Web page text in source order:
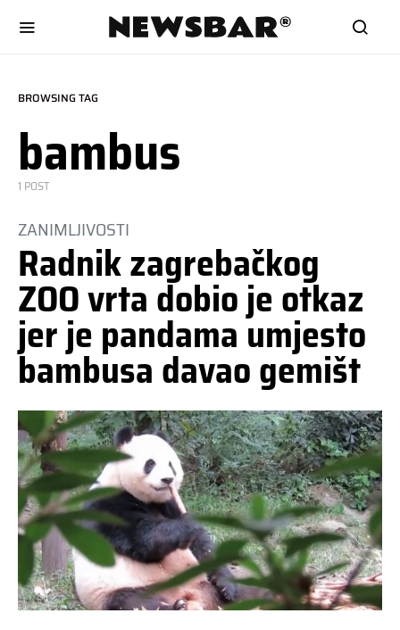
BROWSING TAG
bambus
1 POST
ZANIMLJIVOSTI
Radnik zagrebačkog
ZOO vrta dobio je otkaz
jer je pandama umjesto
bambusa davao gemišt